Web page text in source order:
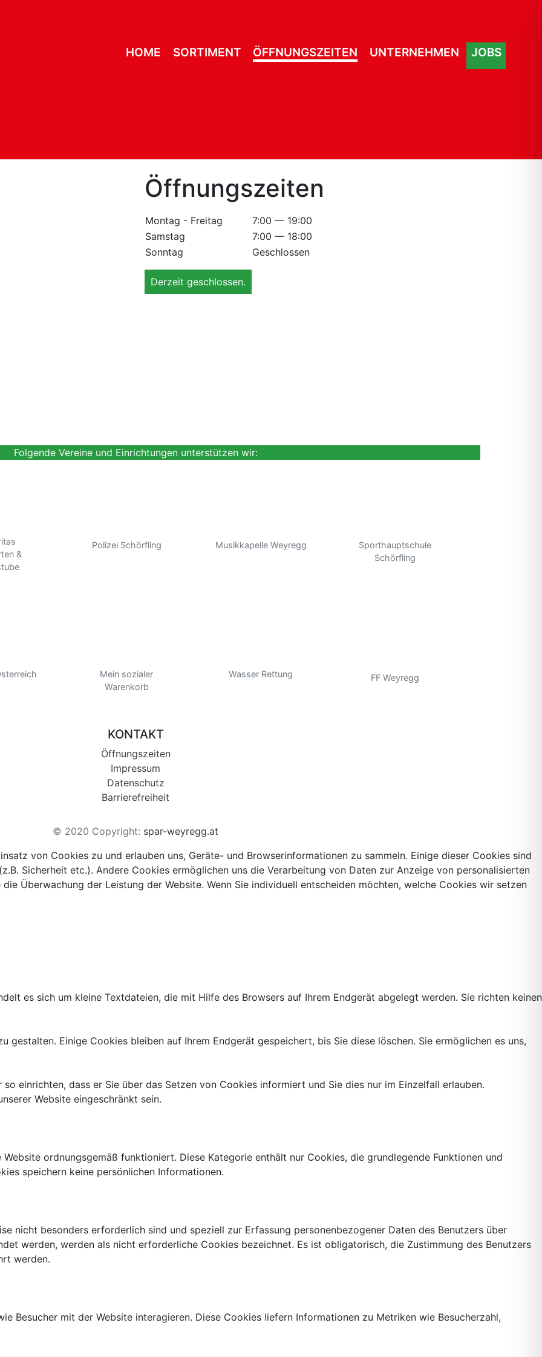
HOME SORTIMENT ÖFFNUNGSZEITEN UNTERNEHMEN JOBS
Öffnungszeiten
Montag - Freitag
7:00 — 19:00
Samstag
7:00 — 18:00
Sonntag
Geschlossen
Derzeit geschlossen.
Folgende Vereine und Einrichtungen unterstützen wir:
&
Polizei Schörfling Musikkapelle Weyregg
Sporthauptschule
Schörfling
Mein sozialer
Warenkorb
Wasser Rettung FF Weyregg
KONTAKT
Öffnungszeiten
Impressum
Datenschutz
Barrierefreiheit
© 2020 Copyright: spar-weyregg.at
von Cookies zu und erlauben uns, Geräte- und Browserinformationen zu sammeln. Einige dieser Cookies sind
Sicherheit etc.). Andere Cookies ermöglichen uns die Verarbeitung von Daten zur Anzeige von personalisierten
Überwachung der Leistung der Website. Wenn Sie individuell entscheiden möchten, welche Cookies wir setzen
es sich um kleine Textdateien, die mit Hilfe des Browsers auf Ihrem Endgerät abgelegt werden. Sie richten keinen
Einige Cookies bleiben auf Ihrem Endgerät gespeichert, bis Sie diese löschen. Sie ermöglichen es uns,
einrichten, dass er Sie über das Setzen von Cookies informiert und Sie dies nur im Einzelfall erlauben.
Website eingeschränkt sein.
ordnungsgemäß funktioniert. Diese Kategorie enthält nur Cookies, die grundlegende Funktionen und
speichern keine persönlichen Informationen.
nicht besonders erforderlich sind und speziell zur Erfassung personenbezogener Daten des Benutzers über
werden, werden als nicht erforderliche Cookies bezeichnet. Es ist obligatorisch, die Zustimmung des Benutzers
werden.
Besucher mit der Website interagieren. Diese Cookies liefern Informationen zu Metriken wie Besucherzahl,